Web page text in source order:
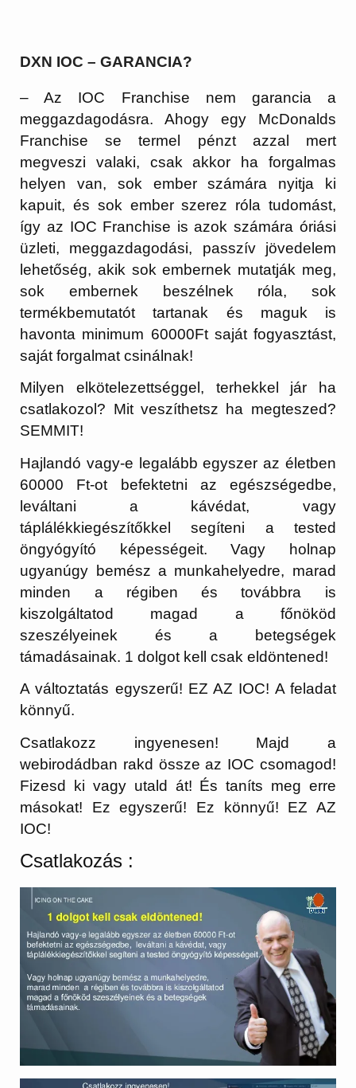
DXN IOC – GARANCIA?
– Az IOC Franchise nem garancia a
meggazdagodásra. Ahogy egy McDonalds
Franchise se termel pénzt azzal mert
megveszi valaki, csak akkor ha forgalmas
helyen van, sok ember számára nyitja ki
kapuit, és sok ember szerez róla tudomást,
így az IOC Franchise is azok számára óriási
üzleti, meggazdagodási, passzív jövedelem
lehetőség, akik sok embernek mutatják meg,
sok embernek beszélnek róla, sok
termékbemutatót tartanak és maguk is
havonta minimum 60000Ft saját fogyasztást,
saját forgalmat csinálnak!
Milyen elkötelezettséggel, terhekkel jár ha
csatlakozol? Mit veszíthetsz ha megteszed?
SEMMIT!
Hajlandó vagy-e legalább egyszer az életben
60000 Ft-ot befektetni az egészségedbe,
leváltani a kávédat, vagy
táplálékkiegészítőkkel segíteni a tested
öngyógyító képességeit. Vagy holnap
ugyanúgy bemész a munkahelyedre, marad
minden a régiben és továbbra is
kiszolgáltatod magad a főnököd
szeszélyeinek és a betegségek
támadásainak. 1 dolgot kell csak eldöntened!
A változtatás egyszerű! EZ AZ IOC! A feladat
könnyű.
Csatlakozz ingyenesen! Majd a
webirodádban rakd össze az IOC csomagod!
Fizesd ki vagy utald át! És taníts meg erre
másokat! Ez egyszerű! Ez könnyű! EZ AZ
IOC!
Csatlakozás :